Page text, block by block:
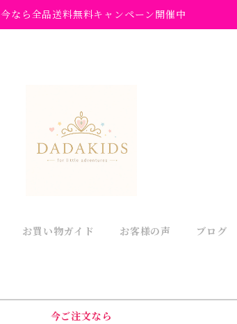
今なら全品送料無料キャンペーン開催中
お買い物ガイド お客様の声 ブログ
今ご注文なら